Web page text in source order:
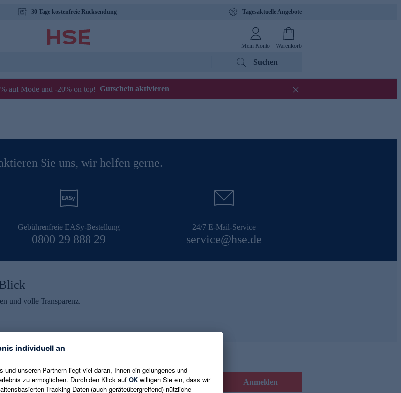
30 Tage kostenfreie Rücksendung Tagesaktuelle Angebote
Mein Konto Warenkorb
Suchen
auf Mode und -20% on top! Gutschein aktivieren
Sie uns, wir helfen gerne.
Gebührenfreie EASy-Bestellung
0800 29 888 29
24/7 E-Mail-Service
service@hse.de
und volle Transparenz.
Trends,
E-Mail-Adresse eingeben Anmelden